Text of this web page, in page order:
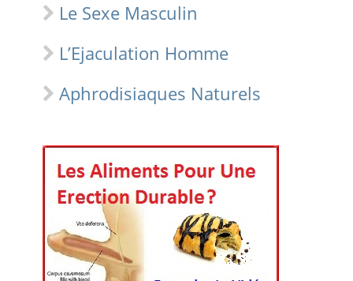
Le Sexe Masculin
L’Ejaculation Homme
Aphrodisiaques Naturels